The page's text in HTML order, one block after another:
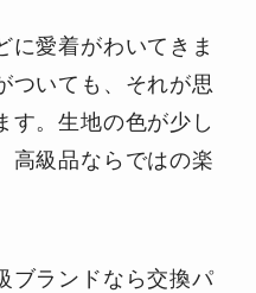
に愛着がわいてきま
ついても、それが思
す。生地の色が少し
高級品ならではの楽
ブランドなら交換パ